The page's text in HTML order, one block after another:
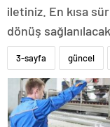
iletiniz. En kısa
dönüş
3-sayfa güncel